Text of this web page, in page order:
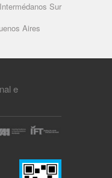
Sur
Aires
e